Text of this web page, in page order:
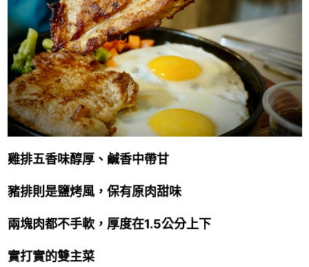
雞排五香味醇厚、鹹香中帶甘
豬排則是鹽烤風，保有原肉甜味
兩塊肉都不手軟，厚度在1.5公分上下
實打實的雙主菜